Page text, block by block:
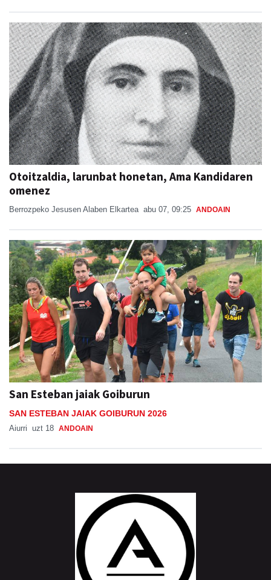
Otoitzaldia, larunbat honetan, Ama Kandidaren
omenez
Berrozpeko Jesusen Alaben Elkartea abu 07, 09:25 ANDOAIN
San Esteban jaiak Goiburun
SAN ESTEBAN JAIAK GOIBURUN 2026
Aiurri uzt 18 ANDOAIN